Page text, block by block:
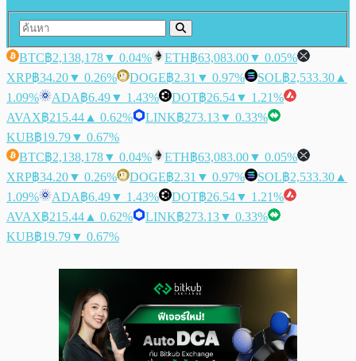
BTC฿2,138,178▼ 0.04% ETH฿63,083.00▼ 0.05%
XRP฿34.20▼ 0.26% DOGE฿2.31 ▼ 0.97% SOL฿2,533.30 ▲
1.09%
ADA฿6.49▼ 1.43% DOT฿26.54▼ 1.21%
AVAX฿215.44 ▲ 0.62% LINK฿273.13▼ 0.33%
KUB฿19.79▼ 0.67%
BTC฿2,138,178▼ 0.04% ETH฿63,083.00▼ 0.05%
XRP฿34.20▼ 0.26% DOGE฿2.31 ▼ 0.97% SOL฿2,533.30 ▲
1.09%
ADA฿6.49▼ 1.43% DOT฿26.54▼ 1.21%
AVAX฿215.44 ▲ 0.62% LINK฿273.13▼ 0.33%
KUB฿19.79▼ 0.67%